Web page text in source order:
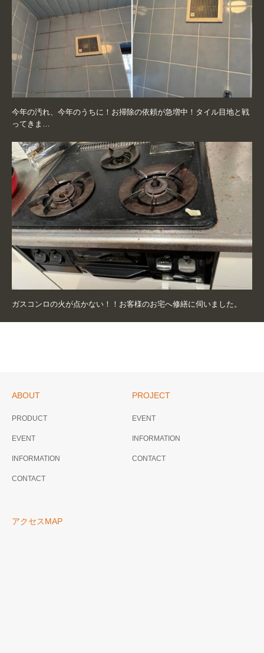
今年の汚れ、今年のうちに！お掃除の依頼が急増中！タイル目地と戦
ってきま…
ガスコンロの火が点かない！！お客様のお宅へ修繕に伺いました。
ABOUT
PRODUCT
EVENT
INFORMATION
CONTACT
PROJECT
EVENT
INFORMATION
CONTACT
アクセスMAP